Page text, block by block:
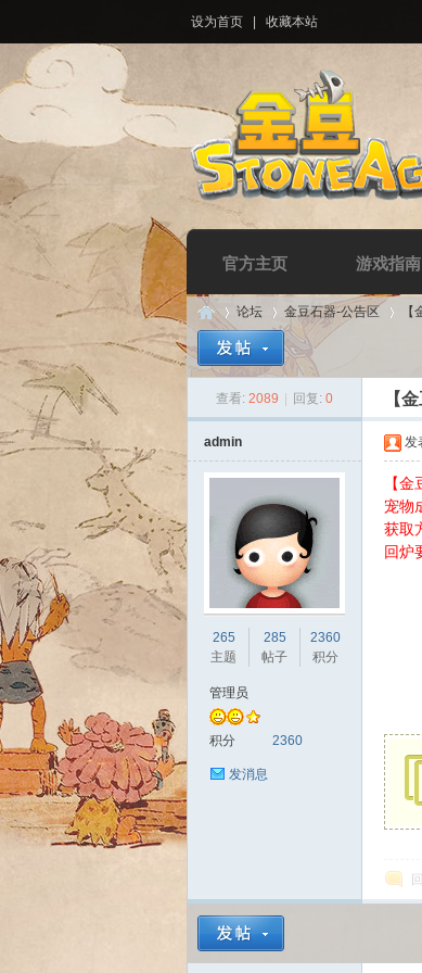
设为首页 收藏本站
官方主页 游戏指南
»
论坛
›
金豆石器-公告区
查看: 2089 回复: 0 【
admin
265
主题
285
帖子
2360
积分
管理员
积分 2360
发消息
发
【
宠物
获取
回炉